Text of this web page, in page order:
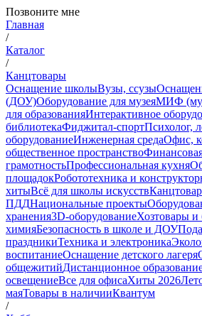
Позвоните мне
Главная
/
Каталог
/
Канцтовары
Оснащение школыВузы, ссузы
(ДОУ)Оборудование для музеяМИФ
для образованияИнтерактивное
библиотекаФиджитал-спортПсихолог,
оборудованиеИнженерная средаОфис,
общественное пространство
грамотностьПрофессиональная кухня
площадокРобототехника и
хитыВсё для школы искусств
ПДДНациональные проекты
хранения3D-оборудованиеХозтовары и
химияБезопасность в школе и ДОУ
праздникиТехника и электроника
воспитаниеОснащение детского лагеря
общежитийДистанционное
освещениеВсе для офисаХиты 2026
маяТовары в наличииКвантум
/